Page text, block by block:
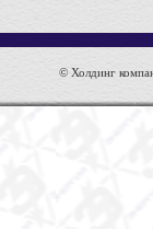
© Холдинг